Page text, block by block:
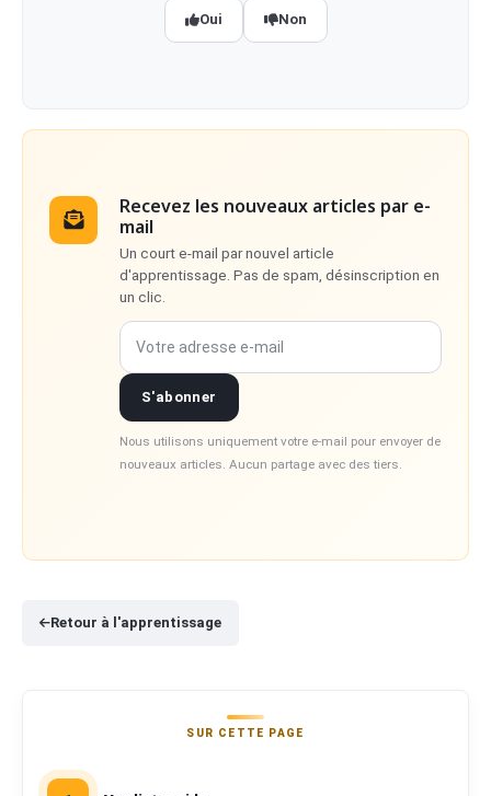
Oui Non
Recevez les nouveaux articles par e-
mail
Un court e-mail par nouvel article
d'apprentissage. Pas de spam, désinscription en
un clic.
Votre adresse e-mail
S'abonner
Nous utilisons uniquement votre e-mail pour envoyer de
nouveaux articles. Aucun partage avec des tiers.
Retour à l'apprentissage
SUR CETTE PAGE